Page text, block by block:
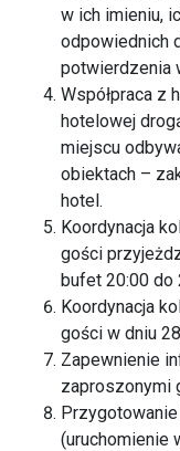
w ich imieniu,
odpowiednich
potwierdzenia
Współpraca z
hotelowej
miejscu
obiektach –
hotel.
Koordynacja
gości
bufet 20:00 do
Koordynacja
gości w dniu
Zapewnienie
zaproszonymi
(uruchomienie